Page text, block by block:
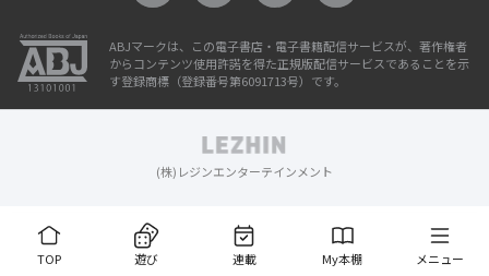
TOP 遊び 連載 My本棚 メニュー
ABJマークは、この電子書店・電子書籍配信サービスが、著作権者
からコンテンツ使用許諾を得た正規版配信サービスであることを示
す登録商標（登録番号第6091713号）です。
(株)レジンエンターテインメント